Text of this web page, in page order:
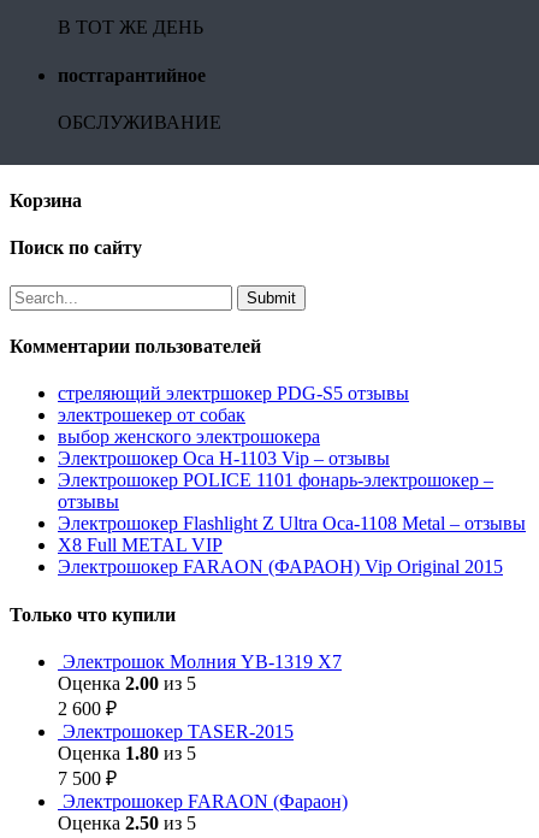
В ТОТ ЖЕ ДЕНЬ
постгарантийное
ОБСЛУЖИВАНИЕ
Корзина
Поиск по сайту
Комментарии пользователей
стреляющий электршокер PDG-S5 отзывы
электрошекер от собак
выбор женского электрошокера
Электрошокер Оса H-1103 Vip – отзывы
Электрошокер POLICE 1101 фонарь-электрошокер –
отзывы
Электрошокер Flashlight Z Ultra Оса-1108 Metal – отзывы
Х8 Full METAL VIP
Электрошокер FARAON (ФАРАОН) Vip Original 2015
Только что купили
Электрошок Молния YB-1319 Х7
Оценка 2.00 из 5
2 600 ₽
Электрошокер TASER-2015
Оценка 1.80 из 5
7 500 ₽
Электрошокер FARAON (Фараон)
Оценка 2.50 из 5